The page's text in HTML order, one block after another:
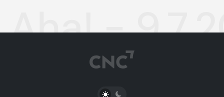
Aha! -
PŘEPNOUT SVĚTLÝ/TMAVÝ REŽIM